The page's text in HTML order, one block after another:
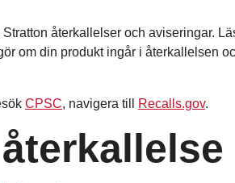
återkallelser och aviseringar.
om din produkt ingår i återkallelsen
CPSC, navigera till Recalls.gov.